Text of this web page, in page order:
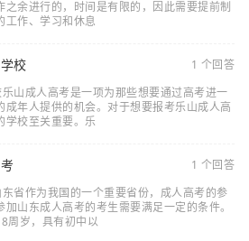
余进行的，时间是有限的，因此需要提前制
工作、学习和休息
校
1 个回答
山成人高考是一项为那些想要通过高考进一
年人提供的机会。对于想要报考乐山成人高
学校至关重要。乐
1 个回答
省作为我国的一个重要省份，成人高考的参
山东成人高考的考生需要满足一定的条件。
周岁，具有初中以